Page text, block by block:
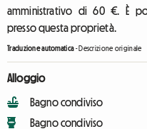
amministrativo di 60 €. È
presso questa proprietà.
Traduzione automatica-Descrizione originale
Alloggio
Bagno condiviso
Bagno condiviso